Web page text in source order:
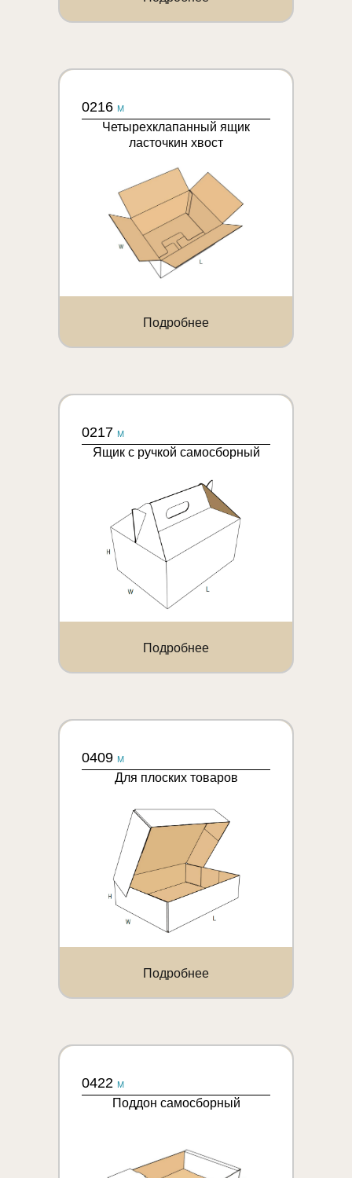
0216 M
Четырехклапанный ящик
ласточкин хвост
Подробнее
0217 M
Ящик с ручкой самосборный
Подробнее
0409 M
Для плоских товаров
Подробнее
0422 M
Поддон самосборный